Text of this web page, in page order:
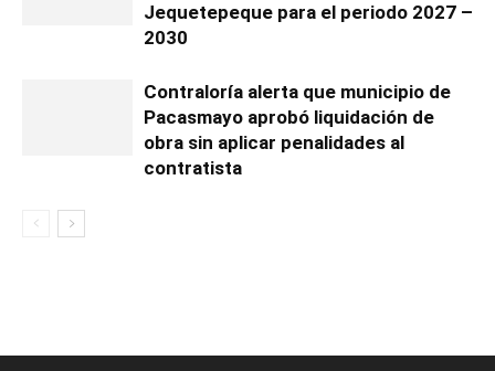
Jequetepeque para el periodo 2027 –
2030
Contraloría alerta que municipio de
Pacasmayo aprobó liquidación de
obra sin aplicar penalidades al
contratista